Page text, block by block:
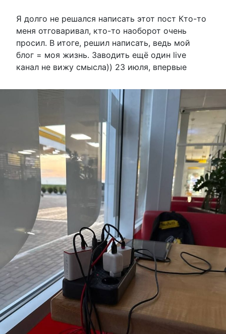
Я долго не решался написать этот пост Кто-то
меня отговаривал, кто-то наоборот очень
просил. В итоге, решил написать, ведь мой
блог = моя жизнь. Заводить ещё один live
канал не вижу смысла)) 23 июля, впервые